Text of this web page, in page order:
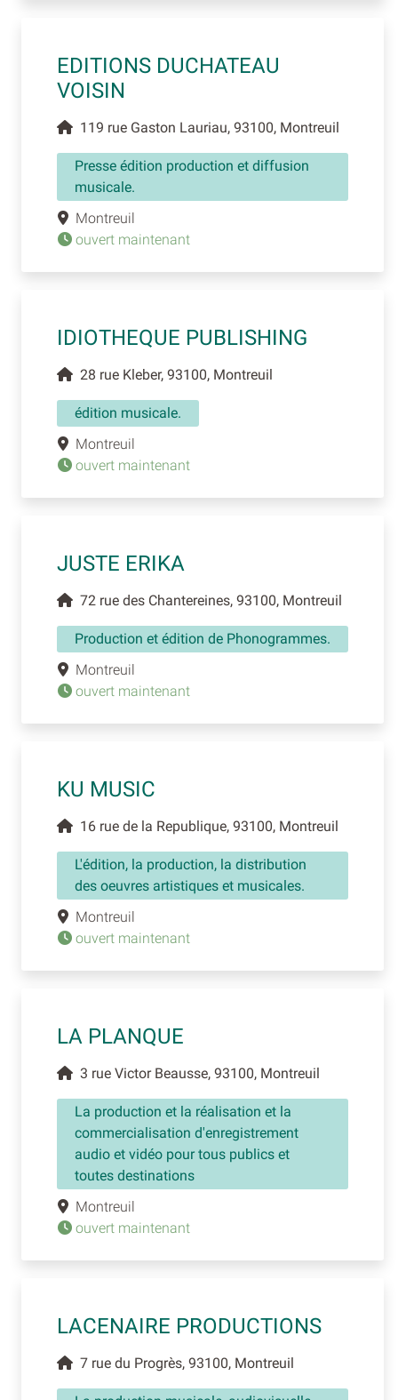
EDITIONS DUCHATEAU
VOISIN
119 rue Gaston Lauriau, 93100, Montreuil
Presse édition production et diffusion
musicale.
Montreuil
ouvert maintenant
IDIOTHEQUE PUBLISHING
28 rue Kleber, 93100, Montreuil
édition musicale.
Montreuil
ouvert maintenant
JUSTE ERIKA
72 rue des Chantereines, 93100, Montreuil
Production et édition de Phonogrammes.
Montreuil
ouvert maintenant
KU MUSIC
16 rue de la Republique, 93100, Montreuil
L'édition, la production, la distribution
des oeuvres artistiques et musicales.
Montreuil
ouvert maintenant
LA PLANQUE
3 rue Victor Beausse, 93100, Montreuil
La production et la réalisation et la
commercialisation d'enregistrement
audio et vidéo pour tous publics et
toutes destinations
Montreuil
ouvert maintenant
LACENAIRE PRODUCTIONS
7 rue du Progrès, 93100, Montreuil